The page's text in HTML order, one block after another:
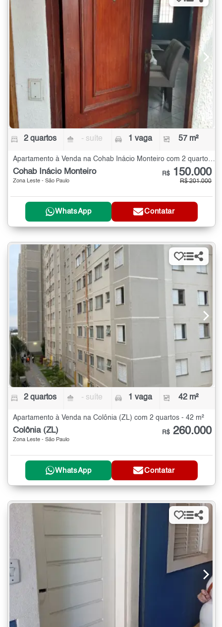
2 quartos - suíte 1 vaga 57 m²
Cohab Inácio Monteiro
Zona Leste - São Paulo
R$ 150.000
R$ 201.000
WhatsApp Contatar
2 quartos - suíte 1 vaga 42 m²
Apartamento à Venda na Colônia (ZL) com 2 quartos - 42 m²
Colônia (ZL)
Zona Leste - São Paulo
R$ 260.000
WhatsApp Contatar